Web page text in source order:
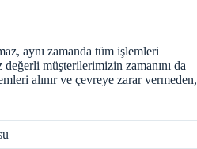
aynı zamanda tüm işlemleri
müşterilerimizin zamanını da
alınır ve çevreye zarar vermeden,